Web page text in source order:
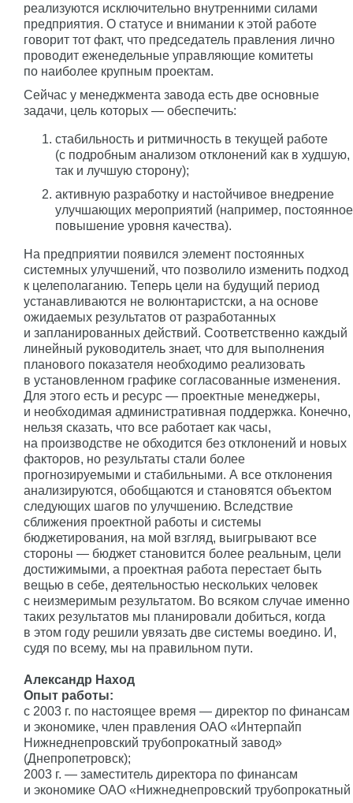
реализуются исключительно внутренними силами
предприятия. О статусе и внимании к этой работе
говорит тот факт, что председатель правления лично
проводит еженедельные управляющие комитеты
по наиболее крупным проектам.
Сейчас у менеджмента завода есть две основные
задачи, цель которых — обеспечить:
стабильность и ритмичность в текущей работе
(с подробным анализом отклонений как в худшую,
так и лучшую сторону);
активную разработку и настойчивое внедрение
улучшающих мероприятий (например, постоянное
повышение уровня качества).
На предприятии появился элемент постоянных
системных улучшений, что позволило изменить подход
к целеполаганию. Теперь цели на будущий период
устанавливаются не волюнтаристски, а на основе
ожидаемых результатов от разработанных
и запланированных действий. Соответственно каждый
линейный руководитель знает, что для выполнения
планового показателя необходимо реализовать
в установленном графике согласованные изменения.
Для этого есть и ресурс — проектные менеджеры,
и необходимая административная поддержка. Конечно,
нельзя сказать, что все работает как часы,
на производстве не обходится без отклонений и новых
факторов, но результаты стали более
прогнозируемыми и стабильными. А все отклонения
анализируются, обобщаются и становятся объектом
следующих шагов по улучшению. Вследствие
сближения проектной работы и системы
бюджетирования, на мой взгляд, выигрывают все
стороны — бюджет становится более реальным, цели
достижимыми, а проектная работа перестает быть
вещью в себе, деятельностью нескольких человек
с неизмеримым результатом. Во всяком случае именно
таких результатов мы планировали добиться, когда
в этом году решили увязать две системы воедино. И,
судя по всему, мы на правильном пути.
Александр Наход
Опыт работы:
с 2003 г. по настоящее время — директор по финансам
и экономике, член правления ОАО «Интерпайп
Нижнеднепровский трубопрокатный завод»
(Днепропетровск);
2003 г. — заместитель директора по финансам
и экономике ОАО «Нижнеднепровский трубопрокатный